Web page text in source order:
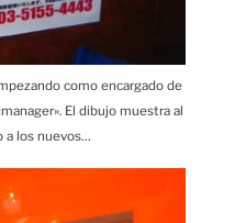
como encargado de
El dibujo muestra al
a los nuevos…